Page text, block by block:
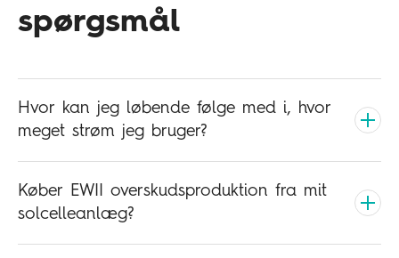
spørgsmål
Hvor kan jeg løbende følge med i, hvor
meget strøm jeg bruger?
Køber EWII overskudsproduktion fra mit
solcelleanlæg?